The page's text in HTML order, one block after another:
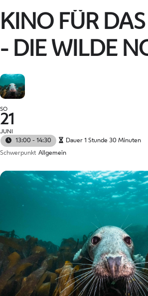
KINO FÜR
- DIE WILDE
SO
21
JUNI
13:00 - 14:30
Dauer 1 Stunde 30 Minuten
Schwerpunkt Allgemein